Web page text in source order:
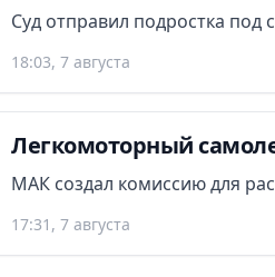
Суд отправил подростка под
18:03, 7 августа
Легкомоторный
МАК создал комиссию для
17:31, 7 августа